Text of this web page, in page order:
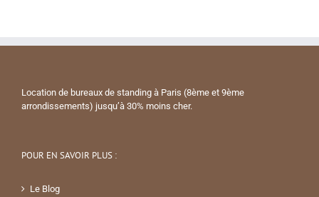
Location de bureaux de standing à Paris (8ème et 9ème
arrondissements) jusqu’à 30% moins cher.
POUR EN SAVOIR PLUS :
Le Blog